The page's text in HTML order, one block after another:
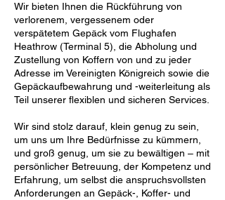
Wir bieten Ihnen die Rückführung von
verlorenem, vergessenem oder
verspätetem Gepäck vom Flughafen
Heathrow (Terminal 5), die Abholung und
Zustellung von Koffern von und zu jeder
Adresse im Vereinigten Königreich sowie die
Gepäckaufbewahrung und -weiterleitung als
Teil unserer flexiblen und sicheren Services.
Wir sind stolz darauf, klein genug zu sein,
um uns um Ihre Bedürfnisse zu kümmern,
und groß genug, um sie zu bewältigen – mit
persönlicher Betreuung, der Kompetenz und
Erfahrung, um selbst die anspruchsvollsten
Anforderungen an Gepäck-, Koffer- und